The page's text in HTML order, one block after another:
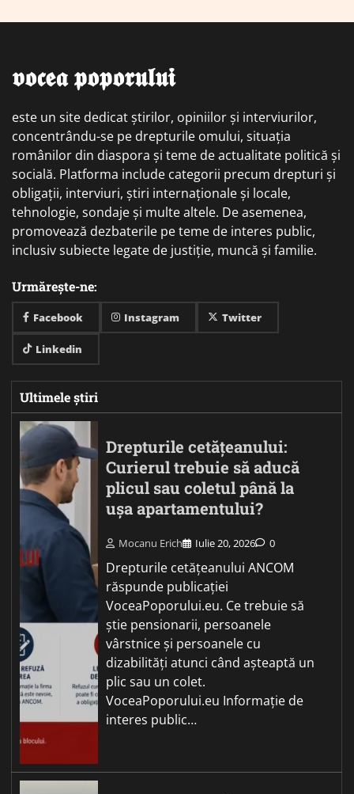
𝖛𝖔𝖈𝖊𝖆 𝖕𝖔𝖕𝖔𝖗𝖚𝖑𝖚𝖎
este un site dedicat știrilor, opiniilor și interviurilor,
concentrându-se pe drepturile omului, situația
românilor din diaspora și teme de actualitate politică și
socială. Platforma include categorii precum drepturi și
obligații, interviuri, știri internaționale și locale,
tehnologie, sondaje și multe altele. De asemenea,
promovează dezbaterile pe teme de interes public,
inclusiv subiecte legate de justiție, muncă și familie.
Urmărește-ne:
Facebook Instagram Twitter
Linkedin
Ultimele știri
Drepturile cetățeanului:
Curierul trebuie să aducă
plicul sau coletul până la
ușa apartamentului?
Mocanu Erich Iulie 20, 2026 0
Drepturile cetățeanului ANCOM
răspunde publicației
VoceaPoporului.eu. Ce trebuie să
știe pensionarii, persoanele
vârstnice și persoanele cu
dizabilități atunci când așteaptă un
plic sau un colet.
VoceaPoporului.eu Informație de
interes public…